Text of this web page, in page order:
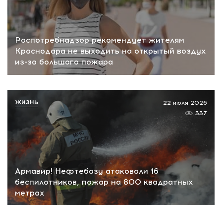
Роспотребнадзор рекомендует жителям
Краснодара не выходить на открытый воздух
из-за большого пожара
Армавир! Нефтебазу атаковали 16
беспилотников, пожар на 800 квадратных
метрах
22 июля 2026
337
ЖИЗНЬ